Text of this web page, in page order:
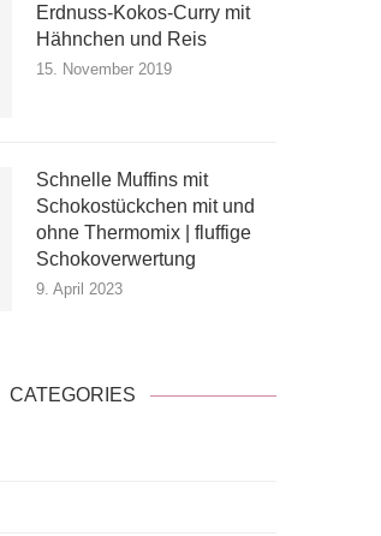
Erdnuss-Kokos-Curry mit
Hähnchen und Reis
15. November 2019
Schnelle Muffins mit
Schokostückchen mit und
ohne Thermomix | fluffige
Schokoverwertung
9. April 2023
CATEGORIES